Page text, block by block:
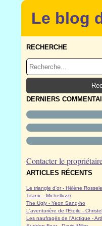
Le blog
RECHERCHE
DERNIERS
Contacter le
ARTICLES RÉCENTS
Le triangle d'or - Hélène
Titanic - Michelluzzi
The Ugly - Yeon Sang-ho
L'aventurière de l'Etoile -
Les naufragés de l'Arctique -